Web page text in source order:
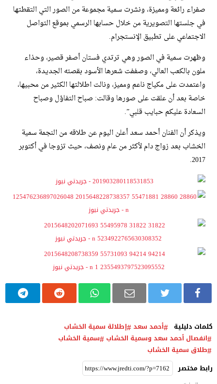
صفراء رائعة ومميزة، ونشرت سمية مجموعة من الصور التي التقطتها
في جلستها التصويرية من خلال حسابها الرسمي بموقع التواصل
الاجتماعي على تطبيق الإنستجرام.
وظهرت سمية في الصور وهي ترتدي فستان أصفر قصير، وحذاء
ملون بالكعب العالي، وصففت شعرها الأسود بقصته الجديدة،
واعتمدت على مكياج ناعم ومميز، ونالت اطلالتها الكثير من محبيها،
خاصة بعد أن علقت على صورها وقالت: صباح التفاؤل وصباح
السعادة عليكم حبايب قلبي”.
ويذكر أن الفنان أحمد سعد أعلن اليوم عن طلاقه من النجمة سمية
الخشاب بعد زواج دام لأكثر من عام ونصف، حيث تزوجا في أكتوبر
2017.
كلمات دليلية أحمد سعد إطلالة سمية الخشاب
انفصال أحمد سعد وسمية الخشاب سمية الخشاب
طلاق سمية الخشاب
رابط مختصر